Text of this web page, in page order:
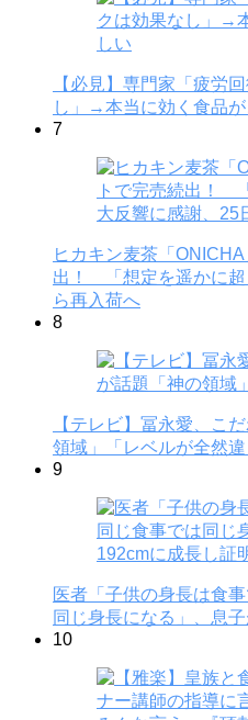
【必見】専門家「疲労
し」→本当に効く食品
7
ヒカキン麦茶「
出！ 「想定を遥かに超
ら再入荷へ
8
【テレビ】冨永愛、こ
領域」「レベルが全然違
9
医者「子供の身長は食
同じ身長になる」、息
10